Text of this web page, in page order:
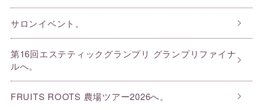
サロンイベント。
第16回エステティックグランプリ グランプリファイナ
ルへ。
FRUITS ROOTS 農場ツアー2026へ。